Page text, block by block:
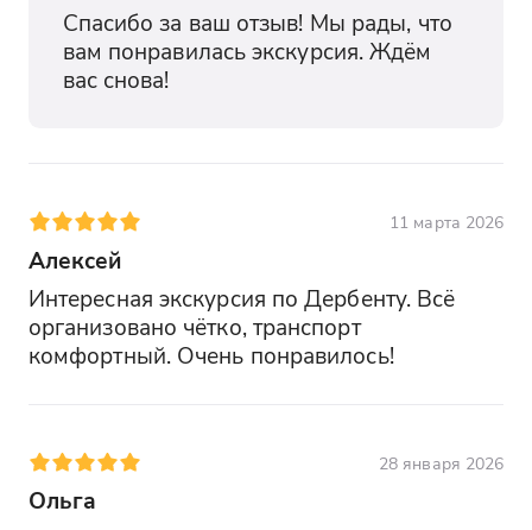
Спасибо за ваш отзыв! Мы рады, что
вам понравилась экскурсия. Ждём
вас снова!
11 марта 2026
Алексей
Интересная экскурсия по Дербенту. Всё
организовано чётко, транспорт
комфортный. Очень понравилось!
28 января 2026
Ольга